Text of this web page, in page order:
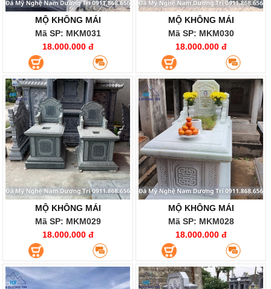
MỘ KHÔNG MÁI
Mã SP: MKM031
18.000.000 đ
MỘ KHÔNG MÁI
Mã SP: MKM030
18.000.000 đ
MỘ KHÔNG MÁI
Mã SP: MKM029
18.000.000 đ
MỘ KHÔNG MÁI
Mã SP: MKM028
18.000.000 đ